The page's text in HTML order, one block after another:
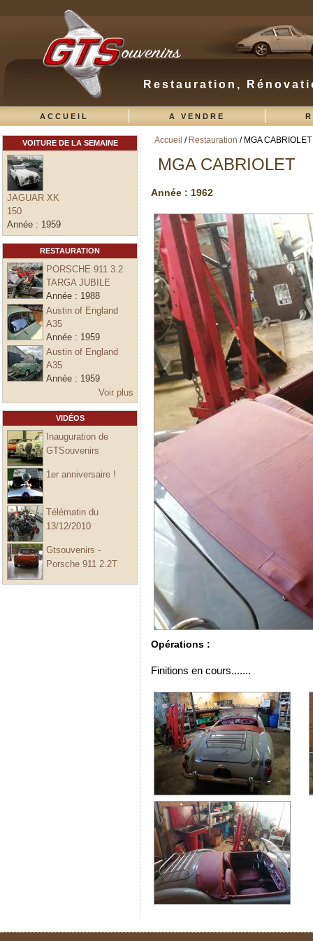
Restauration,
ACCUEIL A VENDRE
VOITURE DE LA SEMAINE
JAGUAR XK
150
Année : 1959
RESTAURATION
PORSCHE 911 3.2
TARGA JUBILE
Année : 1988
Austin of England
A35
Année : 1959
Austin of England
A35
Année : 1959
Voir plus
VIDÉOS
Inauguration de
GTSouvenirs
1er anniversaire !
Télématin du
13/12/2010
Gtsouvenirs -
Porsche 911 2.2T
Vous êtes ici
Accueil / Restauration / MGA CABRIOLET
MGA CABRIOLET
Année : 1962
Opérations :
Finitions en cours.......